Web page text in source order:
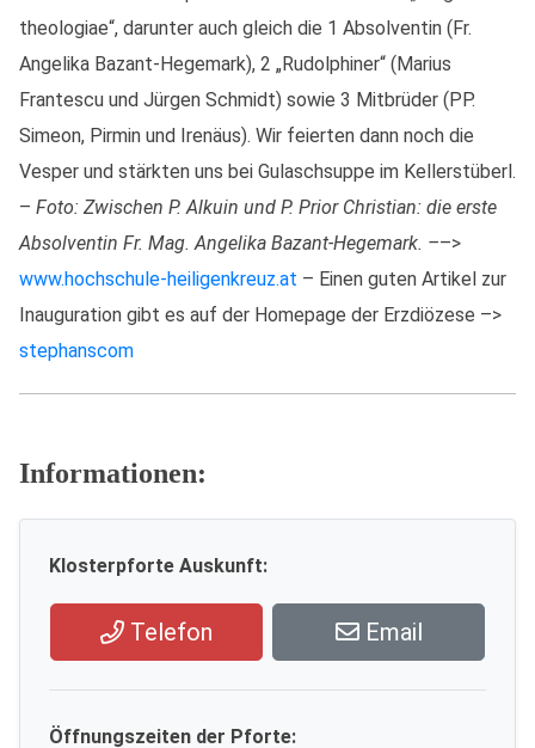
theologiae“, darunter auch gleich die 1 Absolventin (Fr.
Angelika Bazant-Hegemark), 2 „Rudolphiner“ (Marius
Frantescu und Jürgen Schmidt) sowie 3 Mitbrüder (PP.
Simeon, Pirmin und Irenäus). Wir feierten dann noch die
Vesper und stärkten uns bei Gulaschsuppe im Kellerstüberl.
– Foto: Zwischen P. Alkuin und P. Prior Christian: die erste
Absolventin Fr. Mag. Angelika Bazant-Hegemark. ––>
www.hochschule-heiligenkreuz.at – Einen guten Artikel zur
Inauguration gibt es auf der Homepage der Erzdiözese –>
stephanscom
Informationen:
Klosterpforte Auskunft:
Telefon Email
Öffnungszeiten der Pforte: